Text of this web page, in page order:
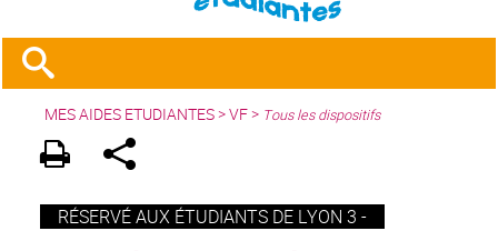
MES AIDES ETUDIANTES>VF> Tous les dispositifs
RÉSERVÉ AUX ÉTUDIANTS DE LYON 3 -